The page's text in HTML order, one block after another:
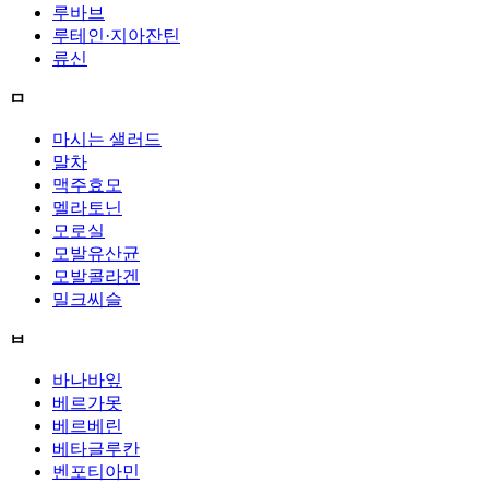
루바브
루테인·지아잔틴
류신
ㅁ
마시는 샐러드
말차
맥주효모
멜라토닌
모로실
모발유산균
모발콜라겐
밀크씨슬
ㅂ
바나바잎
베르가못
베르베린
베타글루칸
벤포티아민